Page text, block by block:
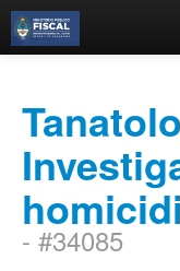
Búsqueda Avanzada
Estantes Virtuales
- #34085